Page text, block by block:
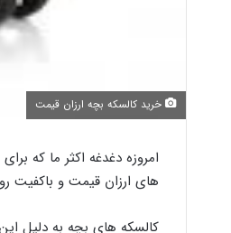
خرید کالسکه بچه ارزان قیمت
امروزه دغدغه اکثر ما که
های ارزان قیمت و باکفیت
کالسکه های بچه به دلیل